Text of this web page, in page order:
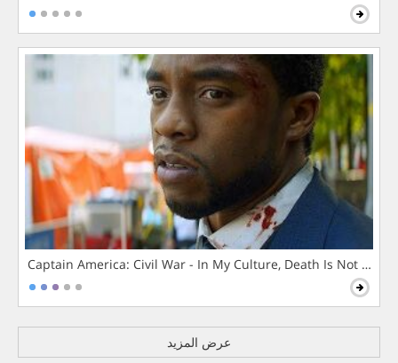
Captain America: Civil War - In My Culture, Death Is Not The
عرض المزيد